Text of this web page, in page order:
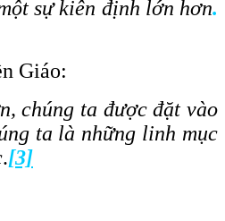
sự kiên định lớn hơn.
Giáo:
chúng ta được đặt vào
ta là những linh mục
.[3]